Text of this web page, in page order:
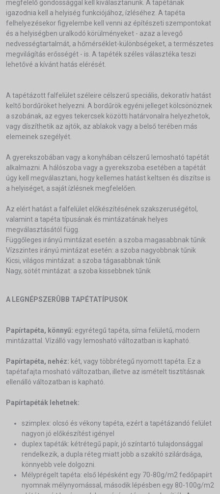
megfelelő gondossággal kell kiválasztanunk. A tapétának
igazodnia kell a helyiség funkciójához, ízléséhez. A tapéta
felhelyezésekor figyelembe kell venni az építészeti szempontokat
és a helyiségben uralkodó körülményeket - azaz a levegő
nedvességtartalmát, a hőmérséklet-különbségeket, a természetes
megvilágítás erősségét - is. A tapéték széles választéka teszi
lehetővé a kívánt hatás elérését.
A tapétázott falfelület széleire célszerű speciális, dekoratív hatást
keltő bordűröket helyezni. A bordűrök egyéni jelleget kölcsönöznek
a szobának, az egyes tekercsek közötti határvonalra helyezhetok,
vagy díszíthetik az ajtók, az ablakok vagy a belső terében más
elemeinek szegélyét.
A gyerekszobában vagy a konyhában célszerű lemosható tapétát
alkalmazni. A hálószoba vagy a gyerekszoba esetében a tapétát
úgy kell megválasztani, hogy kellemes hatást keltsen és díszítse is
a helyiséget, a saját ízlésnek megfelelően.
Az elért hatást a falfelület előkészítésének szakszeruségétol,
valamint a tapéta típusának és mintázatának helyes
megválasztásától függ.
Függőleges irányú mintázat esetén: a szoba magasabbnak tűnik
Vízszintes irányú mintázat esetén: a szoba nagyobbnak tűnik
Kicsi, világos mintázat: a szoba tágasabbnak tűnik
Nagy, sötét mintázat: a szoba kissebbnek tűnik
A LEGNÉPSZERÛBB TAPÉTATÍPUSOK
Papírtapéta, könnyű: egyrétegű tapéta, síma felületű, modern
mintázattal. Vízálló vagy lemosható változatban is kapható.
Papírtapéta, nehéz: két, vagy többrétegű nyomott tapéta. Ez a
tapétafajta mosható változatban, illetve az ismételt tisztításnak
ellenálló változatban is kapható.
Papírtapéták lehetnek:
szimplex: olcsó és vékony tapéta, ezért a tapétázandó felület
nagyon jó előkészítést igényel
duplex tapéták: kétrétegű papír, jó színtartó tulajdonsággal
rendelkezik, a dupla réteg miatt jobb a szakító szilárdsága,
könnyebb vele dolgozni.
Mélyprégelt tapéta: első lépésként egy 70-80g/m2 fedőpapírt
nyomnak mélynyomással, második lépésben egy 80-100g/m2